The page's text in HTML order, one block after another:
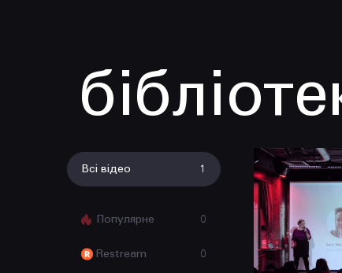
Всі відео 1
Популярне 0
Restream 0